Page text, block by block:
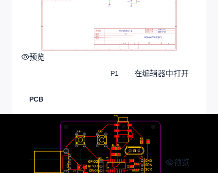
预览
P1 在编辑器中打开
PCB
预览